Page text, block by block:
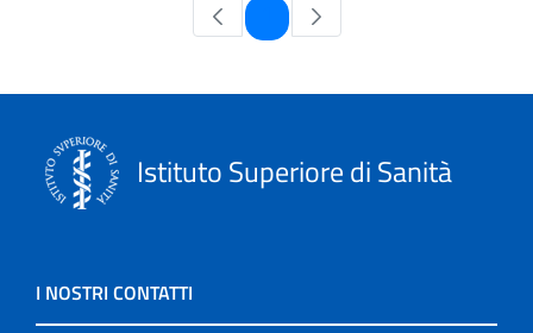
Pagina
Istituto Superiore di Sanità
I NOSTRI CONTATTI